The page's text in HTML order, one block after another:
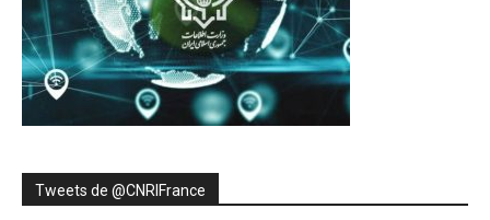
Tweets de ‎@CNRIFrance